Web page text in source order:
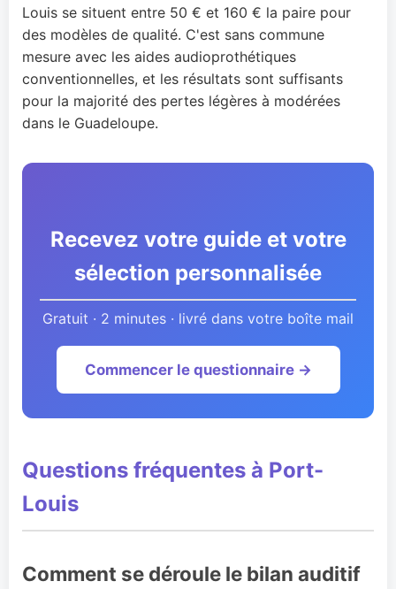
Louis se situent entre 50 € et 160 € la paire pour
des modèles de qualité. C'est sans commune
mesure avec les aides audioprothétiques
conventionnelles, et les résultats sont suffisants
pour la majorité des pertes légères à modérées
dans le Guadeloupe.
Recevez votre guide et votre
sélection personnalisée
Gratuit · 2 minutes · livré dans votre boîte mail
Commencer le questionnaire →
Questions fréquentes à Port-
Louis
Comment se déroule le bilan auditif